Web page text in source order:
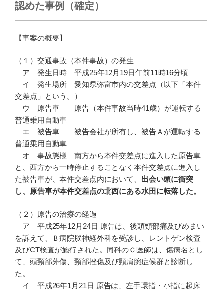
認めた事例（確定）
【事案の概要】
（１）交通事故（本件事故）の発生
ア 発生日時 平成25年12月19日午前11時16分頃
イ 発生場所 愛知県弥富市内の交差点（以下「本件
交差点」という。）
ウ 原告車 原告（本件事故当時41歳）が運転する
普通乗用自動車
エ 被告車 被告会社が所有し、被告Ａが運転する
普通乗用自動車
オ 事故態様 南方から本件交差点に進入した原告車
と、西方から一時停止することなく本件交差点に進入し
た被告車が、本件交差点内において、 出会い頭に衝突
し、原告車が本件交差点の北西にある水田に転落した。
（２）原告の治療の経過
ア 平成25年12月24日 原告は、後頭頸部痛及びめまい
を訴えて、Ｂ病院脳神経外科を受診し、レントゲン検査
及びCT検査が施行された。同科のＣ医師は、傷病名とし
て、頭頸部外傷、頸部挫傷及び頸肩腕症候群と診断し
た。
イ 平成26年1月21日 原告は、左手環指・小指に起床